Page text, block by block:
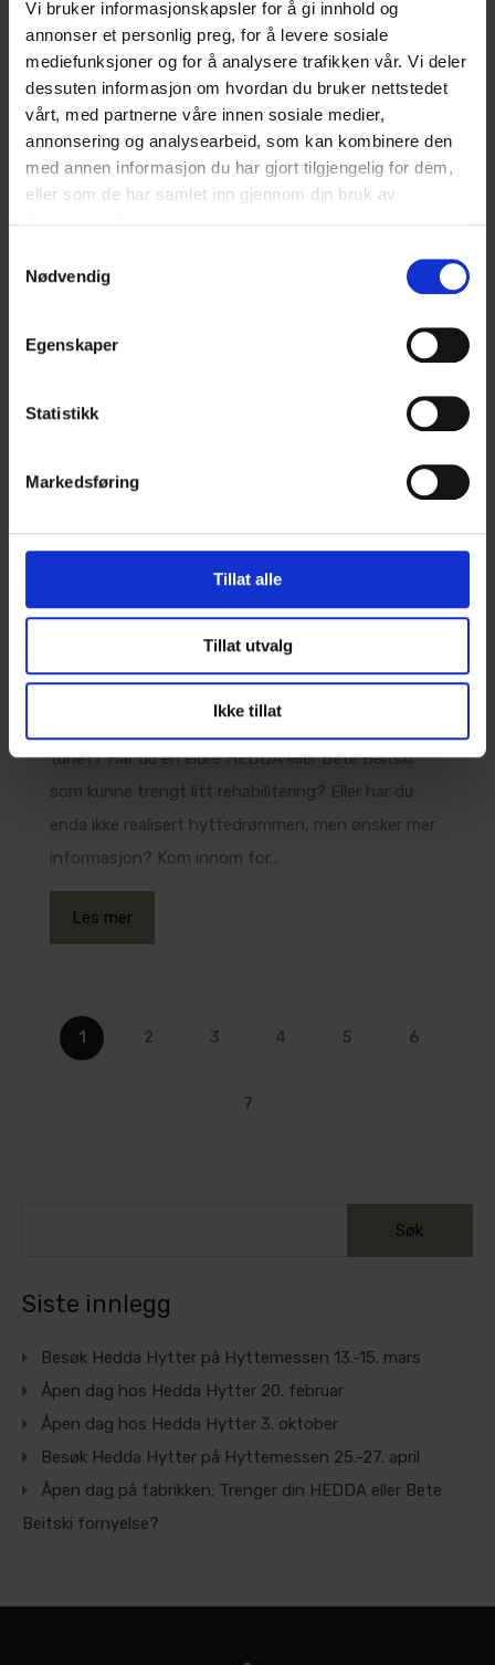
Vi bruker informasjonskapsler for å gi innhold og
annonser et personlig preg, for å levere sosiale
mediefunksjoner og for å analysere trafikken vår. Vi deler
dessuten informasjon om hvordan du bruker nettstedet
vårt, med partnerne våre innen sosiale medier,
annonsering og analysearbeid, som kan kombinere den
med annen informasjon du har gjort tilgjengelig for dem,
eller som de har samlet inn gjennom din bruk av
Nødvendig
Egenskaper
Statistikk
Markedsføring
Tillat alle
Tillat utvalg
Ikke tillat
som kunne trengt litt rehabilitering? Eller har du
enda ikke realisert hyttedrømmen, men ønsker mer
informasjon? Kom innom for…
Les mer
oktober
Fredag 03. oktober har vi åpen dag hos oss i
Hedalen. Kom innom for en hyggelig hytteprat!
tunet? Har du en eldre HEDDA eller Bete Beitski
som kunne trengt litt rehabilitering? Eller har du
enda ikke realisert hyttedrømmen, men ønsker mer
informasjon? Kom innom for…
Les mer
1 2 3 4 5 6
7
Siste innlegg
Besøk Hedda Hytter på Hyttemessen 13.-15. mars
Åpen dag hos Hedda Hytter 20. februar
Åpen dag hos Hedda Hytter 3. oktober
Besøk Hedda Hytter på Hyttemessen 25.-27. april
Åpen dag på fabrikken: Trenger din HEDDA eller Bete
Beitski fornyelse?